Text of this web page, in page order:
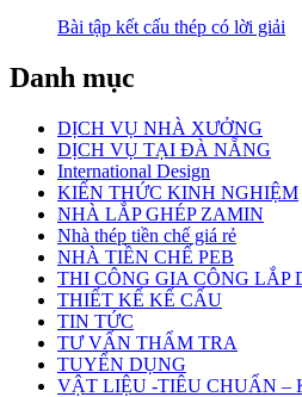
Bài tập kết cấu thép có lời giải
Danh mục
DỊCH VỤ NHÀ XƯỞNG
DỊCH VỤ TẠI ĐÀ NẴNG
International Design
KIẾN THỨC KINH NGHIỆM
NHÀ LẮP GHÉP ZAMIN
Nhà thép tiền chế giá rẻ
NHÀ TIỀN CHẾ PEB
THI CÔNG GIA CÔNG LẮP
THIẾT KẾ KẾ CẤU
TIN TỨC
TƯ VẤN THẨM TRA
TUYỂN DỤNG
VẬT LIỆU -TIÊU CHUẨN –